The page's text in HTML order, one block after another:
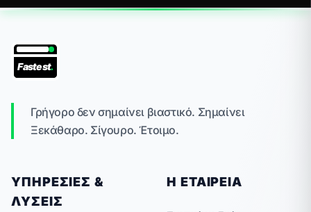
Fastest.
Γρήγορο δεν σημαίνει βιαστικό. Σημαίνει
Ξεκάθαρο. Σίγουρο. Έτοιμο.
ΥΠΗΡΕΣΊΕΣ &
ΛΎΣΕΙΣ
Η ΕΤΑΙΡΕΊΑ